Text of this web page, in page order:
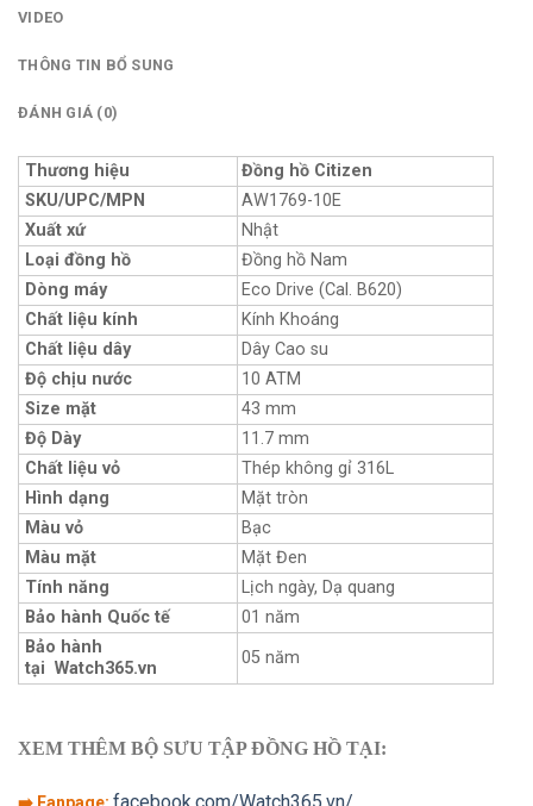
VIDEO
THÔNG TIN BỔ SUNG
ĐÁNH GIÁ (0)
Thương hiệu
Đồng hồ Citizen
SKU/UPC/MPN
AW1769-10E
Xuất xứ
Nhật
Loại đồng hồ
Đồng hồ Nam
Dòng máy
Eco Drive (Cal. B620)
Chất liệu kính
Kính Khoáng
Chất liệu dây
Dây Cao su
Độ chịu nước
10 ATM
Size mặt
43 mm
Độ Dày
11.7 mm
Chất liệu vỏ
Thép không gỉ 316L
Hình dạng
Mặt tròn
Màu vỏ
Bạc
Màu mặt
Mặt Đen
Tính năng
Lịch ngày, Dạ quang
Bảo hành Quốc tế
01 năm
Bảo hành
tại Watch365.vn
05 năm
XEM THÊM BỘ SƯU TẬP ĐỒNG HỒ TẠI: